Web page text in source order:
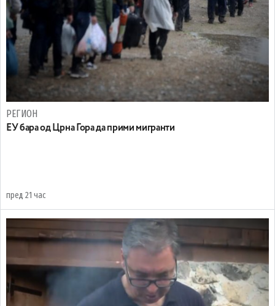
РЕГИОН
EУ бара од Црна Гора да прими мигранти
пред 21 час